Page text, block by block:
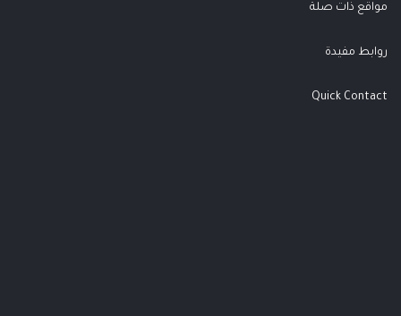
مواقع ذات صلة
روابط مفيدة
Quick Contact